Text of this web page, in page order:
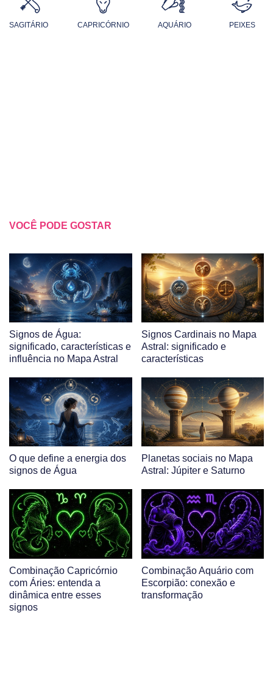
SAGITÁRIO CAPRICÓRNIO AQUÁRIO PEIXES
VOCÊ PODE GOSTAR
Signos de Água:
significado, características e
influência no Mapa Astral
Signos Cardinais no Mapa
Astral: significado e
características
O que define a energia dos
signos de Água
Planetas sociais no Mapa
Astral: Júpiter e Saturno
Combinação Capricórnio
com Áries: entenda a
dinâmica entre esses
signos
Combinação Aquário com
Escorpião: conexão e
transformação